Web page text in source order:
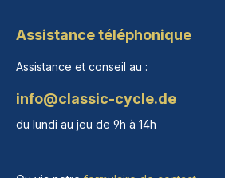
Assistance téléphonique
Assistance et conseil au :
info@classic-cycle.de
du lundi au jeu de 9h à 14h